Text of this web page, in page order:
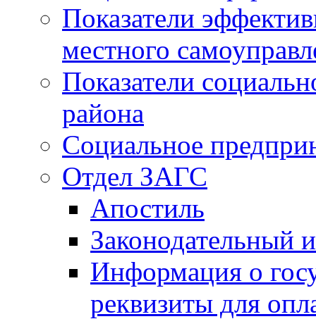
Показатели
местного
Показатели
района
Социальное
Отдел ЗАГС
Апостиль
Законодательный
Информация о
реквизиты для